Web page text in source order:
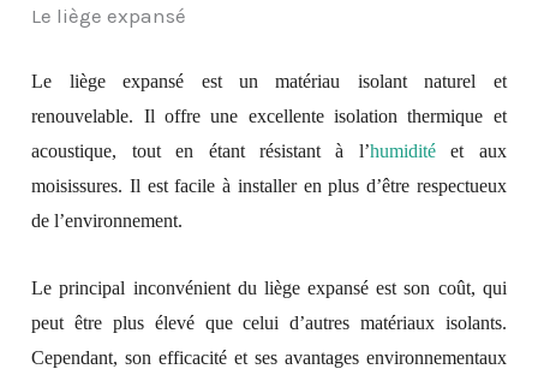
Le liège expansé
Le liège expansé est un matériau isolant naturel et
renouvelable. Il offre une excellente isolation thermique et
acoustique, tout en étant résistant à l’humiditéet aux
moisissures. Il est facile à installer en plus d’être respectueux
de l’environnement.
Le principal inconvénient du liège expansé est son coût, qui
peut être plus élevé que celui d’autres matériaux isolants.
Cependant, son efficacité et ses avantages environnementaux